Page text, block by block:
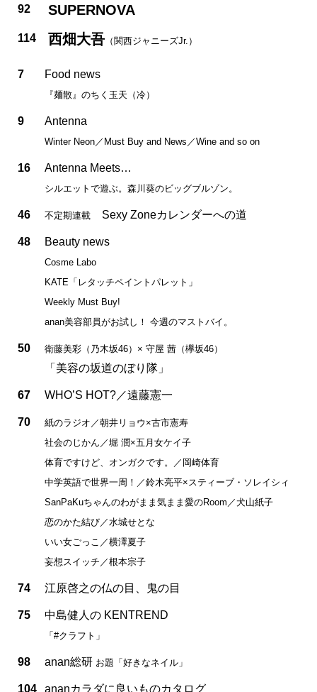
92 SUPERNOVA
114 西畑大吾 （関西ジャニーズJr.）
7 Food news
『麺散』のちく玉天（冷）
9 Antenna
Winter Neon／Must Buy and News／Wine and so on
16 Antenna Meets…
シルエットで遊ぶ。森川葵のビッグブルゾン。
46 不定期連載 Sexy Zoneカレンダーへの道
48 Beauty news
Cosme Labo
KATE「レタッチペイントパレット」
Weekly Must Buy!
anan美容部員がお試し！ 今週のマストバイ。
50 衛藤美彩（乃木坂46）× 守屋 茜（欅坂46）
「美容の坂道のぼり隊」
67 WHO’S HOT?／遠藤憲一
70
紙のラジオ／朝井リョウ×古市憲寿
社会のじかん／堀 潤×五月女ケイ子
体育ですけど、オンガクです。／岡崎体育
中学英語で世界一周！／鈴木亮平×スティーブ・ソレイシィ
SanPaKuちゃんのわがまま気まま愛のRoom／犬山紙子
恋のかた結び／水城せとな
いい女ごっこ／横澤夏子
妄想スイッチ／根本宗子
74 江原啓之の仏の目、鬼の目
75 中島健人の KENTREND
「#クラフト」
98 anan総研 お題「好きなネイル」
104 ananカラダに良いものカタログ